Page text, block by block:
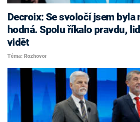
Decroix: Se svoločí jsem byla
hodná. Spolu říkalo pravdu,
vidět
Téma: Rozhovor